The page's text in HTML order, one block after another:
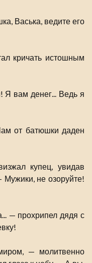
Васька, ведите его
кричать истошным
Я вам денег... Ведь я
от батюшки даден
купец, увидав
не озоруйте!
— прохрипел дядя с
— молитвенно